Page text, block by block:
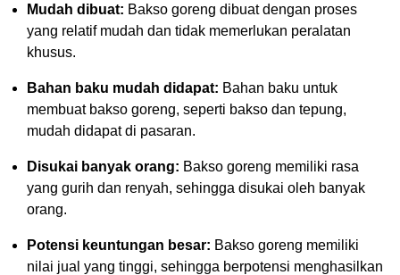
Mudah dibuat: Bakso goreng dibuat dengan proses
yang relatif mudah dan tidak memerlukan peralatan
khusus.
Bahan baku mudah didapat: Bahan baku untuk
membuat bakso goreng, seperti bakso dan tepung,
mudah didapat di pasaran.
Disukai banyak orang: Bakso goreng memiliki rasa
yang gurih dan renyah, sehingga disukai oleh banyak
orang.
Potensi keuntungan besar: Bakso goreng memiliki
nilai jual yang tinggi, sehingga berpotensi menghasilkan